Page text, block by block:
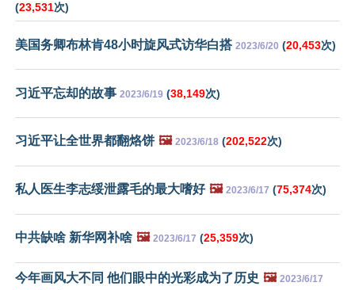
(23,531次)
美国务卿布林肯48小时旋风式访华白搭 2023/6/20 (20,453次)
习近平忘却的故事 2023/6/19 (38,149次)
习近平让全世界都翻烙饼 🖼️ 2023/6/18 (202,522次)
私人医生李志绥泄露毛的最大嗜好 🖼️ 2023/6/17 (75,374次)
中共缺啥 新华网补啥 🖼️ 2023/6/17 (25,359次)
今年画风大不同 他们眼中的光彩成为了历史 🖼️ 2023/6/17